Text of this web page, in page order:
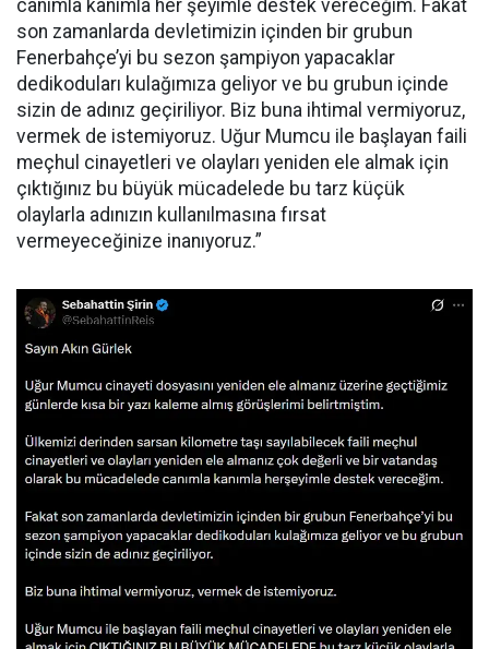
canımla kanımla her şeyimle destek vereceğim. Fakat
son zamanlarda devletimizin içinden bir grubun
Fenerbahçe’yi bu sezon şampiyon yapacaklar
dedikoduları kulağımıza geliyor ve bu grubun içinde
sizin de adınız geçiriliyor. Biz buna ihtimal vermiyoruz,
vermek de istemiyoruz. Uğur Mumcu ile başlayan faili
meçhul cinayetleri ve olayları yeniden ele almak için
çıktığınız bu büyük mücadelede bu tarz küçük
olaylarla adınızın kullanılmasına fırsat
vermeyeceğinize inanıyoruz.”